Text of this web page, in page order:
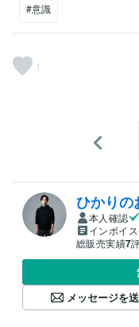
#意識
1
ひかりの
本人確認
インボイ
総販売実績7
メッセージを